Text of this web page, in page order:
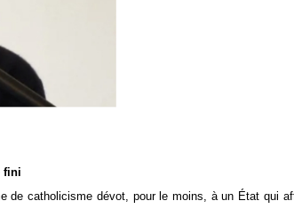
fini
catholicisme dévot, pour le moins, à un État qui